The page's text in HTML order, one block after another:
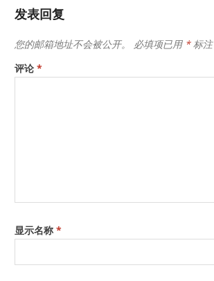
发表回复
您的邮箱地址不会被公开。 必填项已用 *标注
评论*
显示名称*